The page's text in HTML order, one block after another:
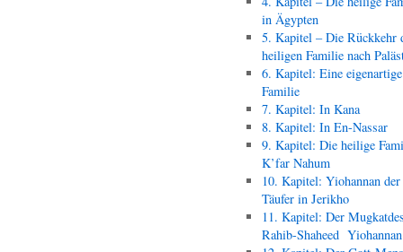
in Ägypten
5. Kapitel – Die Rückkehr
heiligen Familie nach
6. Kapitel: Eine eigenartige
Familie
7. Kapitel: In Kana
8. Kapitel: In En-Nassar
9. Kapitel: Die heilige
K’far Nahum
10. Kapitel: Yiohannan der
Täufer in Jerikho
11. Kapitel: Der
Rahib-Shaheed